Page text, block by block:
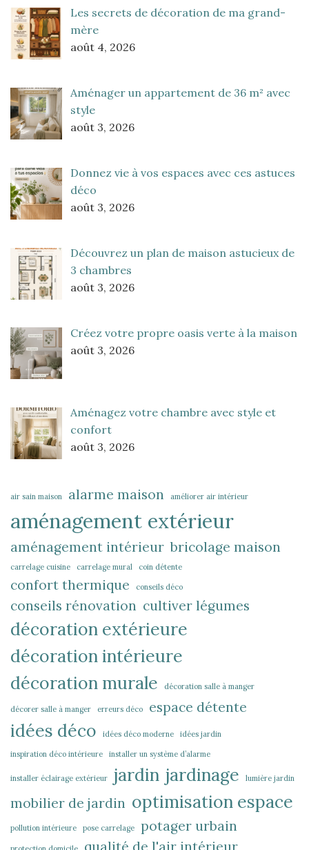
Les secrets de décoration de ma grand-
mère
août 4, 2026
Aménager un appartement de 36 m² avec
style
août 3, 2026
Donnez vie à vos espaces avec ces astuces
déco
août 3, 2026
Découvrez un plan de maison astucieux de
3 chambres
août 3, 2026
Créez votre propre oasis verte à la maison
août 3, 2026
Aménagez votre chambre avec style et
confort
août 3, 2026
air sain maison alarme maison améliorer air intérieur
aménagement extérieur
aménagement intérieur bricolage maison
carrelage cuisine carrelage mural coin détente
confort thermique conseils déco
conseils rénovation cultiver légumes
décoration extérieure
décoration intérieure
décoration murale
décoration salle à manger
décorer salle à manger erreurs déco espace détente
idées déco idées déco moderne idées jardin
inspiration déco intérieure installer un système d’alarme
installer éclairage extérieur jardin jardinage lumière jardin
mobilier de jardin optimisation espace
pollution intérieure pose carrelage potager urbain